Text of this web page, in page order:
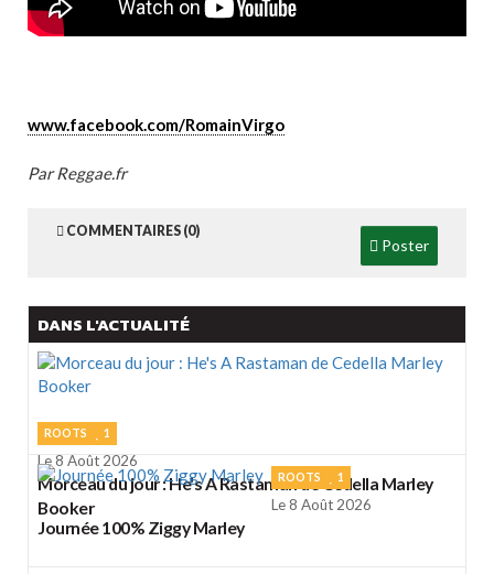
www.facebook.com/RomainVirgo
Par Reggae.fr
COMMENTAIRES (0)
Poster
DANS L'ACTUALITÉ
ROOTS 1
Le 8 Août 2026
Morceau du jour : He's A Rastaman de Cedella Marley
Booker
ROOTS 1
Le 8 Août 2026
Journée 100% Ziggy Marley